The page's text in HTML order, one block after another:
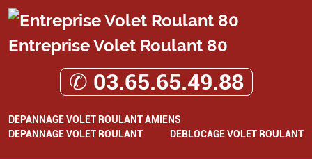
Entreprise Volet Roulant 80
✆ 03.65.65.49.88
DEPANNAGE VOLET ROULANT AMIENS
DEPANNAGE VOLET ROULANT
DEBLOCAGE VOLET ROULANT